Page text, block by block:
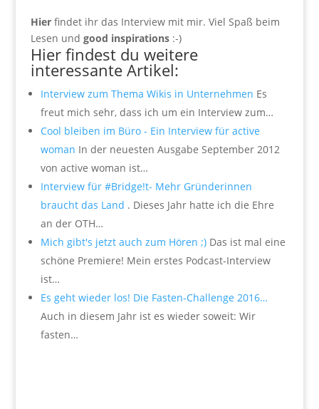
Hierfindet ihr das Interview mit mir. Viel Spaß beim
Lesen und good inspirations:-)
Hier findest du weitere
interessante Artikel:
Interview zum Thema Wikis in Unternehmen Es
freut mich sehr, dass ich um ein Interview zum…
Cool bleiben im Büro - Ein Interview für active
woman In der neuesten Ausgabe September 2012
von active woman ist…
Interview für #Bridge!t- Mehr Gründerinnen
braucht das Land . Dieses Jahr hatte ich die Ehre
an der OTH…
Mich gibt's jetzt auch zum Hören ;)Das ist mal eine
schöne Premiere! Mein erstes Podcast-Interview
ist…
Es geht wieder los! Die Fasten-Challenge 2016…
Auch in diesem Jahr ist es wieder soweit: Wir
fasten…